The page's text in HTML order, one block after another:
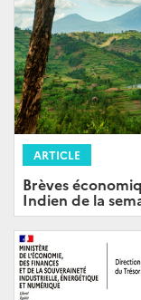
ARTICLE
Brèves
Indien de la